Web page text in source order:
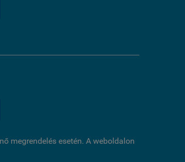
megrendelés esetén. A weboldalon